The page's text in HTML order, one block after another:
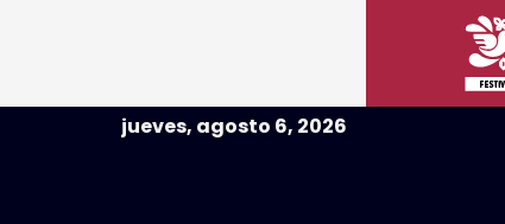
jueves, agosto 6, 2026